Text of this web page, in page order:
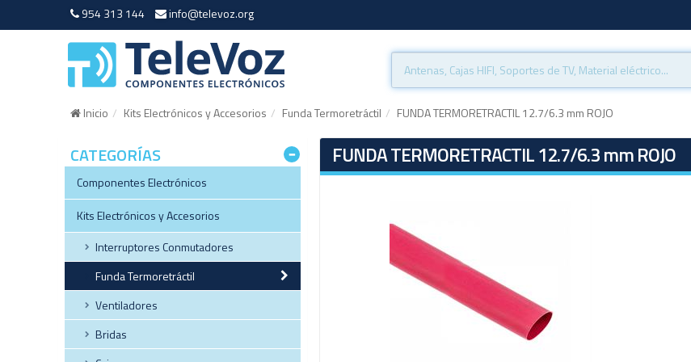
954 313 144 info@televoz.org
Inicio Kits Electrónicos y Accesorios Funda Termoretráctil FUNDA TERMORETRACTIL 12.7/6.3 mm ROJO
CATEGORÍAS
Componentes Electrónicos
Kits Electrónicos y Accesorios
Interruptores Conmutadores
Funda Termoretráctil
Ventiladores
Bridas
FUNDA TERMORETRACTIL 12.7/6.3 mm ROJO